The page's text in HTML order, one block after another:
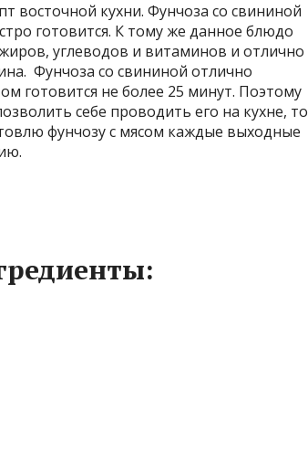
восточной кухни. Фунчоза со свининой
готовится. К тому же данное блюдо
углеводов и витаминов и отлично
Фунчоза со свининой отлично
готовится не более 25 минут. Поэтому
себе проводить его на кухне, то
фунчозу с мясом каждые выходные